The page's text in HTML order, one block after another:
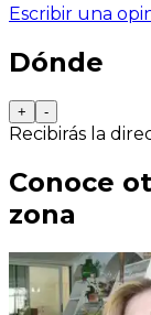
Escribir una
Dónde
+ -
Recibirás la
Conoce
zona